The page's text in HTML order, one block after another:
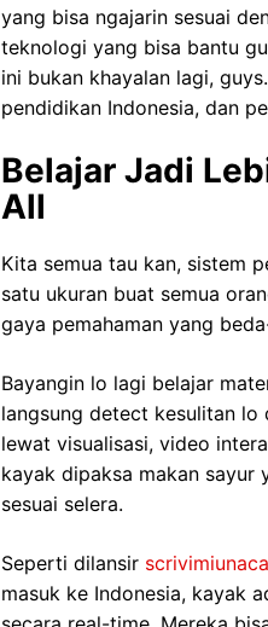
yang bisa ngajarin sesuai
teknologi yang bisa bantu
ini bukan khayalan lagi,
pendidikan Indonesia, dan
Belajar Jadi
All
Kita semua tau kan, sistem
satu ukuran buat semua
gaya pemahaman yang
Bayangin lo lagi belajar
langsung detect kesulitan
lewat visualisasi, video
kayak dipaksa makan
sesuai selera.
Seperti dilansir
masuk ke Indonesia, kayak